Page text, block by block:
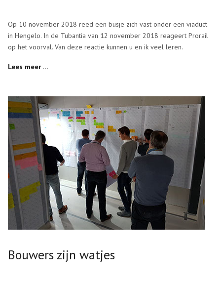
Op 10 november 2018 reed een busje zich vast onder een viaduct
in Hengelo. In de Tubantia van 12 november 2018 reageert Prorail
op het voorval. Van deze reactie kunnen u en ik veel leren.
Lees meer …
Bouwers zijn watjes